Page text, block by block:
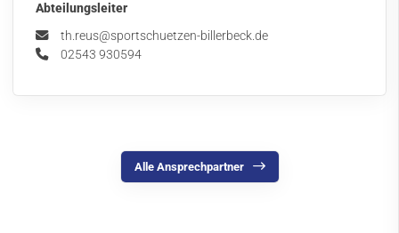
Abteilungsleiter
th.reus@sportschuetzen-billerbeck.de
02543 930594
Alle Ansprechpartner